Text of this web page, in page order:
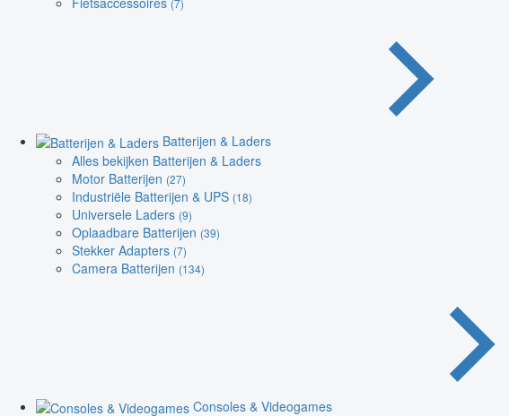
Batterijen & Laders
Alles bekijken Batterijen & Laders
Motor Batterijen (27)
Industriële Batterijen & UPS (18)
Universele Laders (9)
Oplaadbare Batterijen (39)
Stekker Adapters (7)
Camera Batterijen (134)
Consoles & Videogames